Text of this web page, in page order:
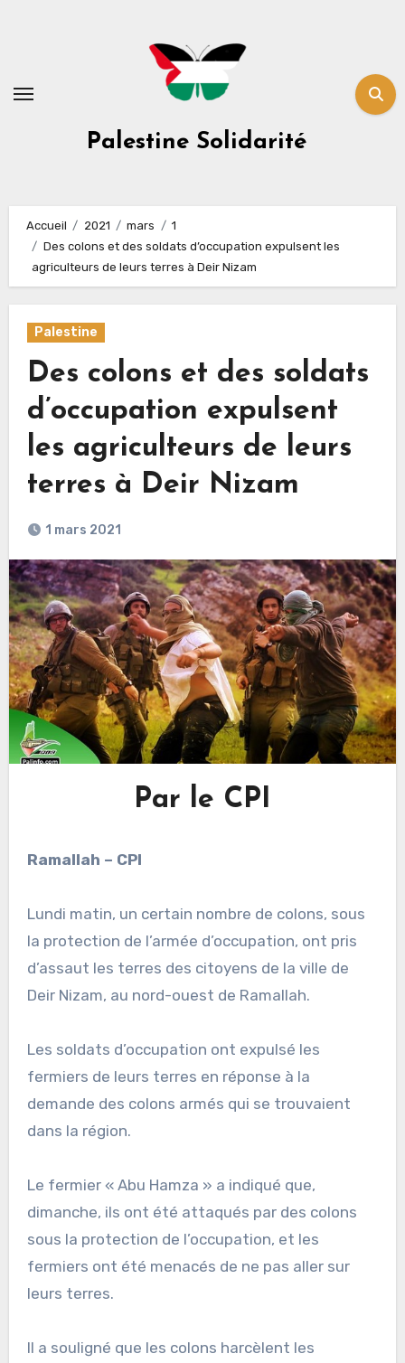
Palestine Solidarité
Accueil 2021 mars
1
Des colons et des soldats d’occupation expulsent les
agriculteurs de leurs terres à Deir Nizam
Palestine
Des colons et des soldats
d’occupation expulsent
les agriculteurs de leurs
terres à Deir Nizam
1 mars 2021
Par le CPI
Ramallah – CPI
Lundi matin, un certain nombre de colons, sous
la protection de l’armée d’occupation, ont pris
d’assaut les terres des citoyens de la ville de
Deir Nizam, au nord-ouest de Ramallah.
Les soldats d’occupation ont expulsé les
fermiers de leurs terres en réponse à la
demande des colons armés qui se trouvaient
dans la région.
Le fermier « Abu Hamza » a indiqué que,
dimanche, ils ont été attaqués par des colons
sous la protection de l’occupation, et les
fermiers ont été menacés de ne pas aller sur
leurs terres.
Il a souligné que les colons harcèlent les